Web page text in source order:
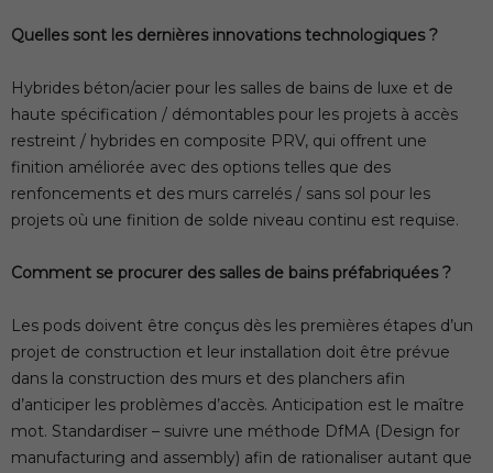
Quelles sont les dernières innovations technologiques ?
Hybrides béton/acier pour les salles de bains de luxe et de
haute spécification / démontables pour les projets à accès
restreint / hybrides en composite PRV, qui offrent une
finition améliorée avec des options telles que des
renfoncements et des murs carrelés / sans sol pour les
projets où une finition de solde niveau continu est requise.
Comment se procurer des salles de bains préfabriquées ?
Les pods doivent être conçus dès les premières étapes d’un
projet de construction et leur installation doit être prévue
dans la construction des murs et des planchers afin
d’anticiper les problèmes d’accès. Anticipation est le maître
mot. Standardiser – suivre une méthode DfMA (Design for
manufacturing and assembly) afin de rationaliser autant que